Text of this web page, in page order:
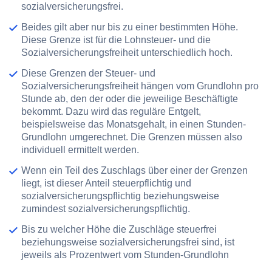
sozialversicherungsfrei.
Beides gilt aber nur bis zu einer bestimmten Höhe.
Diese Grenze ist für die Lohnsteuer- und die
Sozialversicherungsfreiheit unterschiedlich hoch.
Diese Grenzen der Steuer- und
Sozialversicherungsfreiheit hängen vom Grundlohn pro
Stunde ab, den der oder die jeweilige Beschäftigte
bekommt. Dazu wird das reguläre Entgelt,
beispielsweise das Monatsgehalt, in einen Stunden-
Grundlohn umgerechnet. Die Grenzen müssen also
individuell ermittelt werden.
Wenn ein Teil des Zuschlags über einer der Grenzen
liegt, ist dieser Anteil steuerpflichtig und
sozialversicherungspflichtig beziehungsweise
zumindest sozialversicherungspflichtig.
Bis zu welcher Höhe die Zuschläge steuerfrei
beziehungsweise sozialversicherungsfrei sind, ist
jeweils als Prozentwertvom Stunden-Grundlohn